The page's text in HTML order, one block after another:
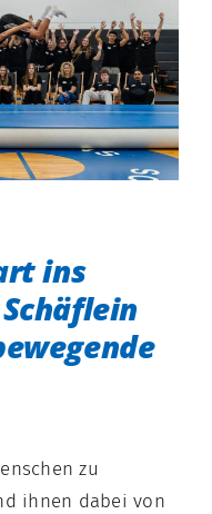
ins
zu
ihnen dabei von